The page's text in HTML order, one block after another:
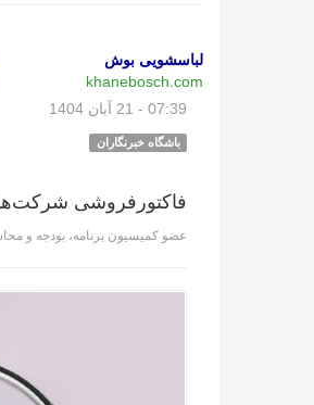
لباسشویی بوش
khanebosch.com
07:39 - 21 آبان 1404
باشگاه خبرنگاران
فاکتورفروشی
عضو کمیسیون برنامه، بودجه و